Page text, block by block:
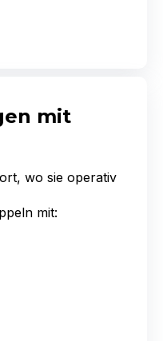
mit
wo sie operativ
mit: